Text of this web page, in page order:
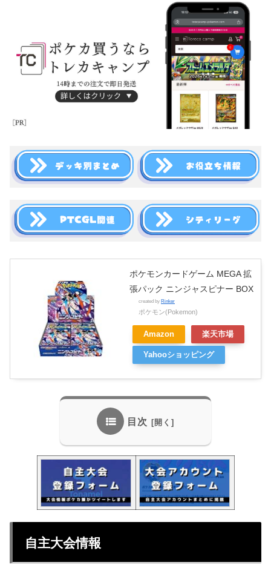
ポケモンカードゲーム MEGA 拡
張パック ニンジャスピナー BOX
created by Rinker
ポケモン(Pokemon)
Amazon 楽天市場
Yahooショッピング
目次
自主大会情報